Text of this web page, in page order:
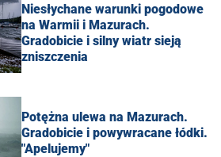
Niesłychane warunki pogodowe
na Warmii i Mazurach.
Gradobicie i silny wiatr sieją
zniszczenia
Potężna ulewa na Mazurach.
Gradobicie i powywracane łódki.
"Apelujemy"